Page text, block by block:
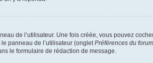
de l’utilisateur. Une fois créée, vous pouvez
panneau de l’utilisateur (onglet Préférences du
le formulaire de rédaction de message.